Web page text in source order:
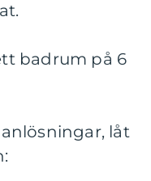
badrum på 6
låt